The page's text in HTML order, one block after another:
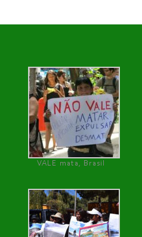
VALE mata, Brasil